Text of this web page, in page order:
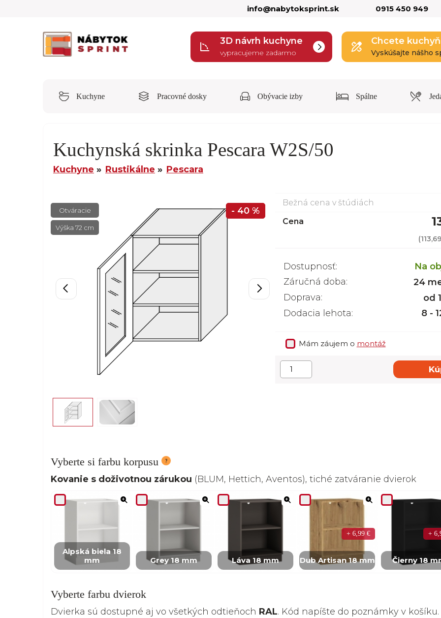
info@nabytoksprint.sk 0915 450 949
3D návrh kuchyne
vypracujeme zadarmo
Chcete
Vyskúšajte nášho
Kuchyne Pracovné dosky Obývacie izby Spálne
Kuchynská skrinka Pescara W2S/50
Kuchyne Rustikálne Pescara
Otváracie
Výška 72 cm
- 40 %
Bežná cena v štúdiách
Cena
(
Dostupnosť:
Na
Záručná doba:
24
Doprava:
od
Dodacia lehota:
8 -
Mám záujem o montáž
Vyberte si farbu korpusu
Kovanie s doživotnou zárukou (BLUM, Hettich, Aventos), tiché zatváranie dvierok
Alpská biela 18
mm
Grey 18 mm Láva 18 mm Dub Artisan 18 mm
+ 6,99 €
Čierny 18
+
Vyberte farbu dvierok
Dvierka sú dostupné aj vo všetkých odtieňoch RAL. Kód napíšte do poznámky v košíku.